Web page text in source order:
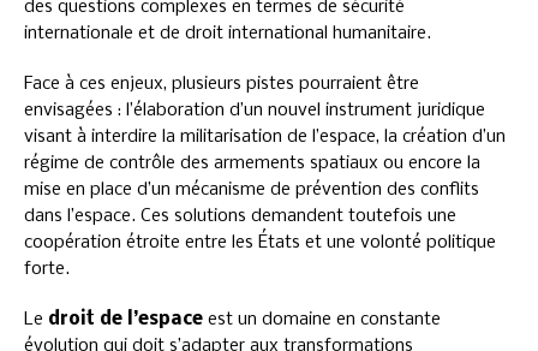
des questions complexes en termes de sécurité
internationale et de droit international humanitaire.
Face à ces enjeux, plusieurs pistes pourraient être
envisagées : l’élaboration d’un nouvel instrument juridique
visant à interdire la militarisation de l’espace, la création d’un
régime de contrôle des armements spatiaux ou encore la
mise en place d’un mécanisme de prévention des conflits
dans l’espace. Ces solutions demandent toutefois une
coopération étroite entre les États et une volonté politique
forte.
Le droit de l’espace est un domaine en constante
évolution qui doit s’adapter aux transformations